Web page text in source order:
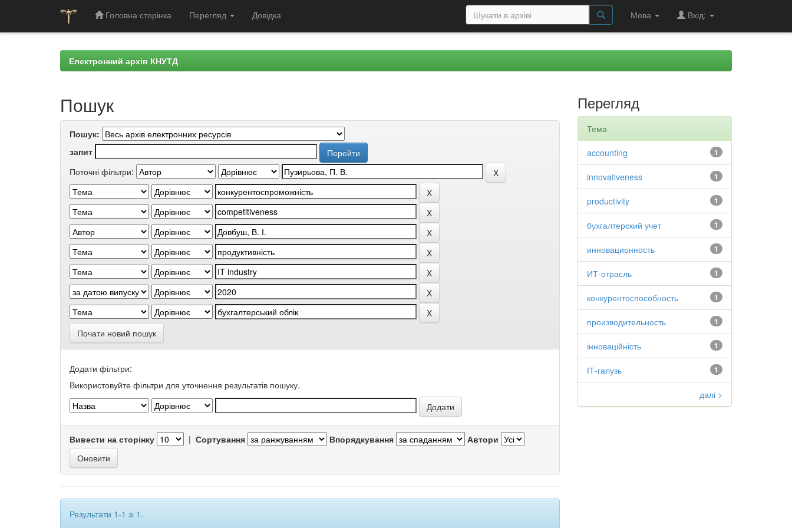
Головна сторінка Перегляд Довідка Мова Вхід:
Електронний архів КНУТД
Пошук
Пошук:
запит
Поточні фільтри:
Почати новий пошук
Додати фільтри:
Використовуйте фільтри для уточнення результатів пошуку.
Вивести на сторінку | Сортування Впорядкування Автори
Результати 1-1 зі 1.
Перегляд
Тема
1
accounting
1
innovativeness
1
productivity
1
бухгалтерский учет
1
инновационность
1
ИТ-отрасль
1
конкурентоспособность
1
производительность
1
інноваційність
1
ІТ-галузь
далі >